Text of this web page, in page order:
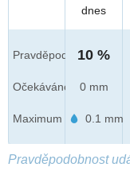
Pravděpod.
Očekáváno
Maximum
dnes
10 %
0 mm
0.1 mm
Pravděpodobnost